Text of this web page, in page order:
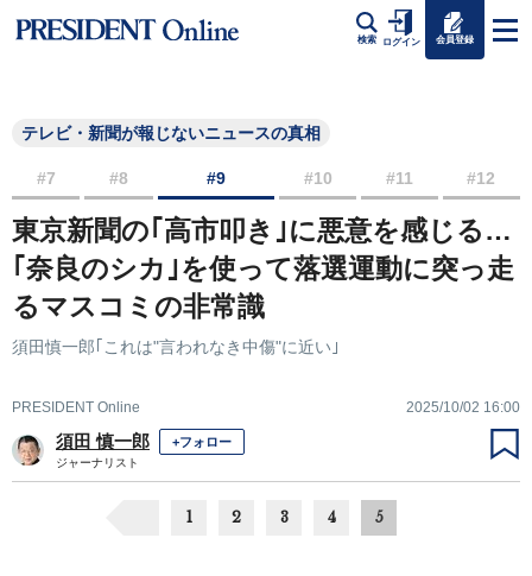
検索 ログイン 会員登録
テレビ・新聞が報じないニュースの真相
#7 #8 #9 #10 #11 #12
東京新聞の｢高市叩き｣に悪意を感じる…
｢奈良のシカ｣を使って落選運動に突っ走
るマスコミの非常識
須田慎一郎｢これは"言われなき中傷"に近い｣
PRESIDENT Online 2025/10/02 16:00
須田 慎一郎 +フォロー
ジャーナリスト
1 2 3 4 5